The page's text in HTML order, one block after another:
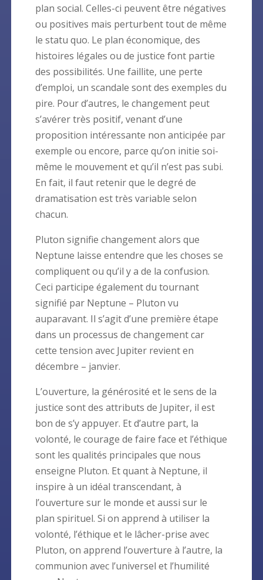
plan social. Celles-ci peuvent être négatives
ou positives mais perturbent tout de même
le statu quo. Le plan économique, des
histoires légales ou de justice font partie
des possibilités. Une faillite, une perte
d’emploi, un scandale sont des exemples du
pire. Pour d’autres, le changement peut
s’avérer très positif, venant d’une
proposition intéressante non anticipée par
exemple ou encore, parce qu’on initie soi-
même le mouvement et qu’il n’est pas subi.
En fait, il faut retenir que le degré de
dramatisation est très variable selon
chacun.
Pluton signifie changement alors que
Neptune laisse entendre que les choses se
compliquent ou qu’il y a de la confusion.
Ceci participe également du tournant
signifié par Neptune – Pluton vu
auparavant. Il s’agit d’une première étape
dans un processus de changement car
cette tension avec Jupiter revient en
décembre – janvier.
L’ouverture, la générosité et le sens de la
justice sont des attributs de Jupiter, il est
bon de s’y appuyer. Et d’autre part, la
volonté, le courage de faire face et l’éthique
sont les qualités principales que nous
enseigne Pluton. Et quant à Neptune, il
inspire à un idéal transcendant, à
l’ouverture sur le monde et aussi sur le
plan spirituel. Si on apprend à utiliser la
volonté, l’éthique et le lâcher-prise avec
Pluton, on apprend l’ouverture à l’autre, la
communion avec l’universel et l’humilité